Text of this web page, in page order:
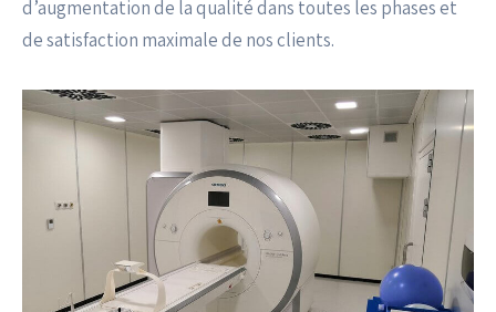
d’augmentation de la qualité dans toutes les phases et
de satisfaction maximale de nos clients.